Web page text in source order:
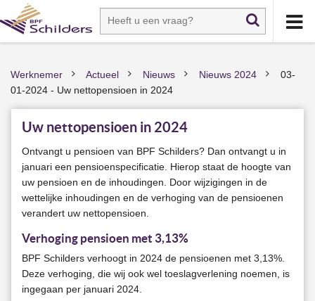
Werknemer
>
Actueel
>
Nieuws
Nieuws 2024
03-
01-2024 - Uw nettopensioen in 2024
Uw nettopensioen in 2024
Ontvangt u pensioen van BPF Schilders? Dan ontvangt u in
januari een pensioenspecificatie. Hierop staat de hoogte van
uw pensioen en de inhoudingen. Door wijzigingen in de
wettelijke inhoudingen en de verhoging van de pensioenen
verandert uw nettopensioen.
Verhoging pensioen met 3,13%
BPF Schilders verhoogt in 2024 de pensioenen met 3,13%.
Deze verhoging, die wij ook wel toeslagverlening noemen, is
ingegaan per januari 2024.